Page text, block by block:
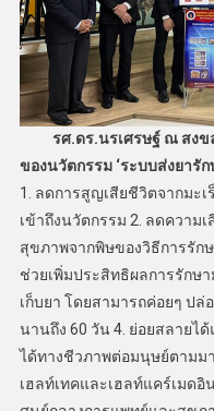
รศ.ดร.นรเศรษฐ์ ณ สงข
ของนวัตกรรม ‘ระบบส่งยารั
1. ลดการสูญเสียชีวิตจากมะ
เข้าถึงนวัตกรรม 2. ลดความ
สุขภาพจากพิษของวิธีการรักษ
ช่วยเพิ่มประสิทธิผลการรักษ
เก็บยา โดยสามารถค่อยๆ ปล่
นานถึง 60 วัน 4. ย่อยสลายไ
ได้ทางชีวภาพต่อมนุษย์ตามม
เฮลท์เทคและเฮลท์แคร์เมด